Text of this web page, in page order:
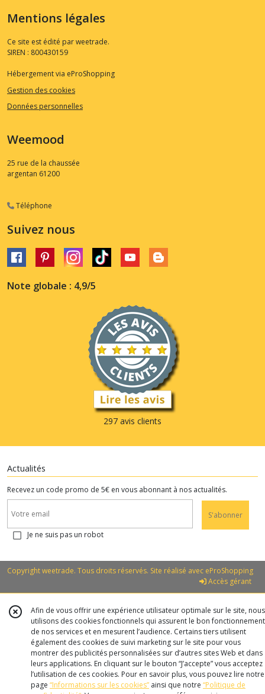
Mentions légales
Ce site est édité par weetrade.
SIREN : 800430159
Hébergement via eProShopping
Gestion des cookies
Données personnelles
Weemood
25 rue de la chaussée
argentan 61200
Téléphone
Suivez nous
Note globale : 4,9/5
297 avis clients
Actualités
Recevez un code promo de 5€ en vous abonnant à nos actualités.
S'abonner
Je ne suis pas un robot
Copyright weetrade. Tous droits réservés. Site réalisé avec eProShopping
Accès gérant
Afin de vous offrir une expérience utilisateur optimale sur le site, nous
utilisons des cookies fonctionnels qui assurent le bon fonctionnement
de nos services et en mesurent l’audience. Certains tiers utilisent
également des cookies de suivi marketing sur le site pour vous
montrer des publicités personnalisées sur d’autres sites Web et dans
leurs applications. En cliquant sur le bouton “J’accepte” vous acceptez
l’utilisation de ces cookies. Pour en savoir plus, vous pouvez lire notre
page “Informations sur les cookies” ainsi que notre “Politique de